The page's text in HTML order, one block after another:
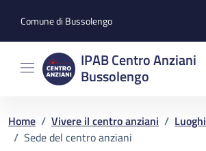
Comune di Bussolengo
IPAB Centro Anziani
Bussolengo
Home / Vivere il centro anziani / Luoghi
/ Sede del centro anziani